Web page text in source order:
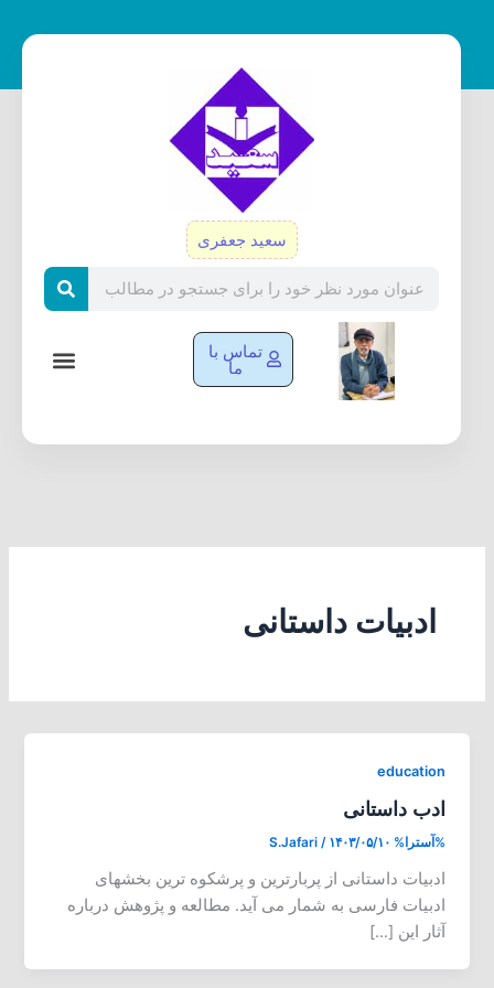
سعید جعفری
تماس با
ما
ادبیات داستانی
education
ادب داستانی
%آسترا% S.Jafari / ۱۴۰۳/۰۵/۱۰
ادبیات داستانی از پربارترین و پرشکوه ترین بخشهای
ادبیات فارسی به شمار می آید. مطالعه و پژوهش درباره
آثار این […]